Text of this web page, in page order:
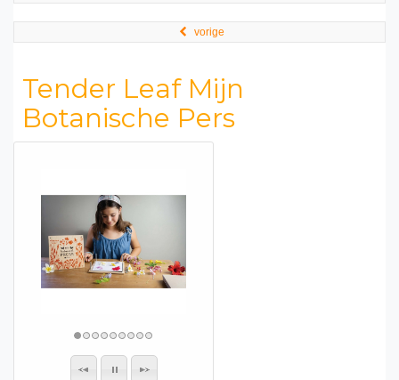
vorige
Tender Leaf Mijn
Botanische Pers